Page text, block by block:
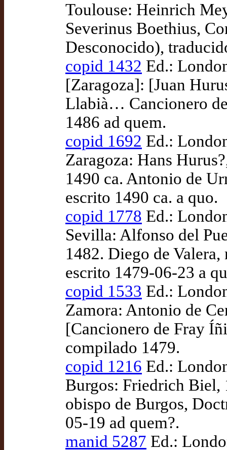
Toulouse: Heinrich
Severinus Boethius,
Desconocido),
copid 1432 Ed.:
[Zaragoza]: [Juan
Llabià… Cancionero
1486 ad quem.
copid 1692 Ed.:
Zaragoza: Hans
1490 ca. Antonio de
escrito 1490 ca. a quo.
copid 1778 Ed.:
Sevilla: Alfonso del
1482. Diego de Valera,
escrito 1479-06-23 a
copid 1533 Ed.:
Zamora: Antonio de
[Cancionero de Fray
compilado 1479.
copid 1216 Ed.:
Burgos: Friedrich Biel,
obispo de Burgos,
05-19 ad quem?.
manid 5287 Ed.: